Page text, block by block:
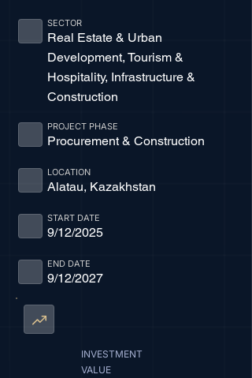
Real Estate & Urban
Development, Tourism &
Hospitality, Infrastructure &
Construction
SECTOR
Procurement & Construction
PROJECT PHASE
Alatau, Kazakhstan
LOCATION
9/12/2025
START DATE
9/12/2027
END DATE
INVESTMENT
VALUE